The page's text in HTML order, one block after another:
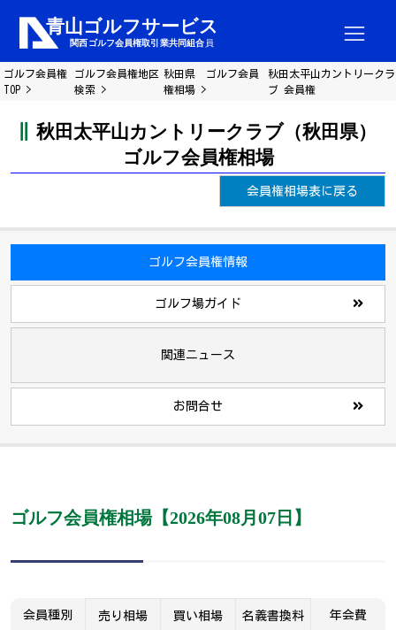
ゴルフ会員権
TOP
ゴルフ会員権地区
検索
秋田県 ゴルフ会員
権相場
秋田太平山カントリークラ
ブ 会員権
秋田太平山カントリークラブ（秋田県）
ゴルフ会員権相場
会員権相場表に戻る
ゴルフ会員権情報
ゴルフ場ガイド
関連ニュース
お問合せ
ゴルフ会員権相場【2026年08月07日】
会員種別 売り相場 買い相場 名義書換料 年会費